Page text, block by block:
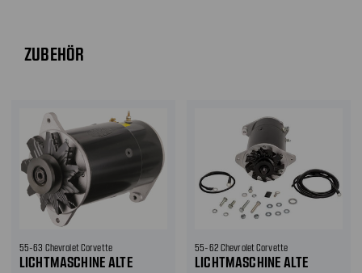
ZUBEHÖR
55-63 Chevrolet Corvette
LICHTMASCHINE ALTE
55-62 Chevrolet Corvette
LICHTMASCHINE ALTE